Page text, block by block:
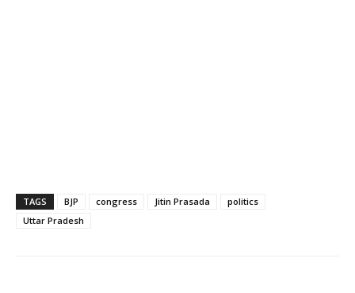
TAGS BJP congress Jitin Prasada
politics
Uttar Pradesh